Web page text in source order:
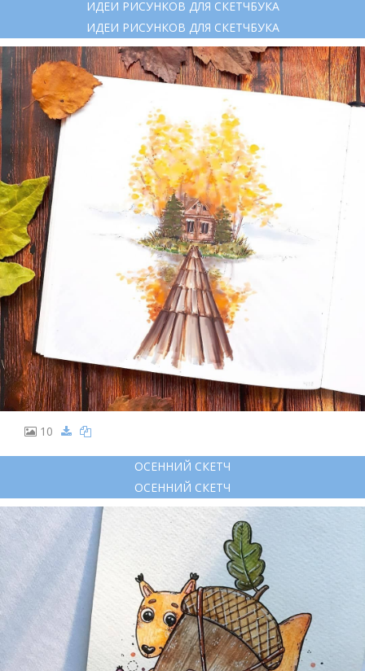
ИДЕИ РИСУНКОВ ДЛЯ СКЕТЧБУКА
ИДЕИ РИСУНКОВ ДЛЯ СКЕТЧБУКА
10
ОСЕННИЙ СКЕТЧ
ОСЕННИЙ СКЕТЧ